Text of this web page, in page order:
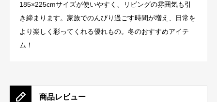
185×225cmサイズが使いやすく、リビングの雰囲気も引
き締まります。家族でのんびり過ごす時間が増え、日常を
より楽しく彩ってくれる優れもの。冬のおすすめアイテ
ム！
商品レビュー